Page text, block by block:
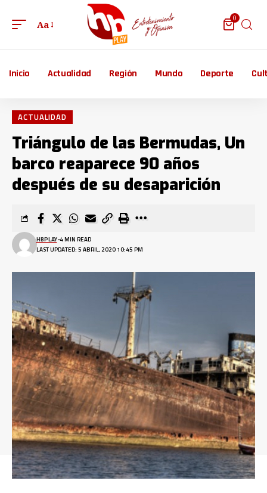
Aa
0
Inicio Actualidad Región Mundo Deporte
ACTUALIDAD
Triángulo de las Bermudas, Un
barco reaparece 90 años
después de su desaparición
LAST UPDATED: 5 ABRIL, 2020 10:45 PM
HBPLAY 4 MIN READ